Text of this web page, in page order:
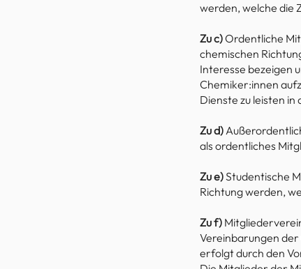
werden, welche die
Zu c)Ordentliche
chemischen
Interesse bezeigen
Chemiker:innen
Dienste zu leisten in
Zu d)
als ordentliches
Zu e)Studentische
Richtung werden,
Zu f)
Vereinbarungen
erfolgt durch den